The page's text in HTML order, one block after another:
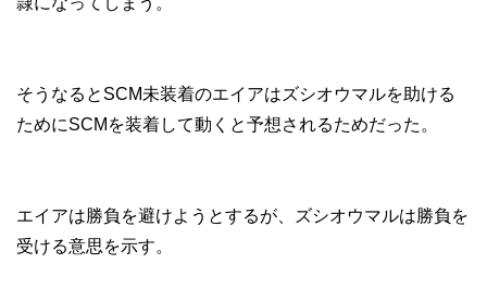
そうなるとSCM未装着のエイアはズシオウマルを助ける
ためにSCMを装着して動くと予想されるためだった。
エイアは勝負を避けようとするが、ズシオウマルは勝負を
受ける意思を示す。